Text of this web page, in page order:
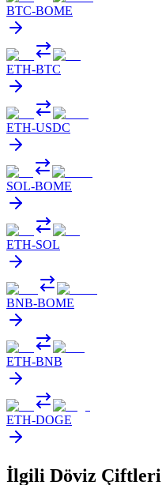
BTC-BOME
ETH-BTC
ETH-USDC
SOL-BOME
ETH-SOL
BNB-BOME
ETH-BNB
ETH-DOGE
İlgili Döviz Çiftleri